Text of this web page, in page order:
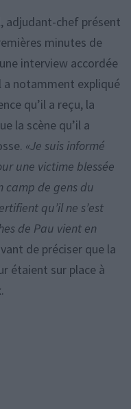
adjudant-chef présent
minutes de
interview accordée
notamment expliqué
qu’il a reçu, la
la scène qu’il a
«Je suis informé
une victime blessée
camp de gens du
qu’il ne s’est
de Pau vient en
de préciser que la
étaient sur place à